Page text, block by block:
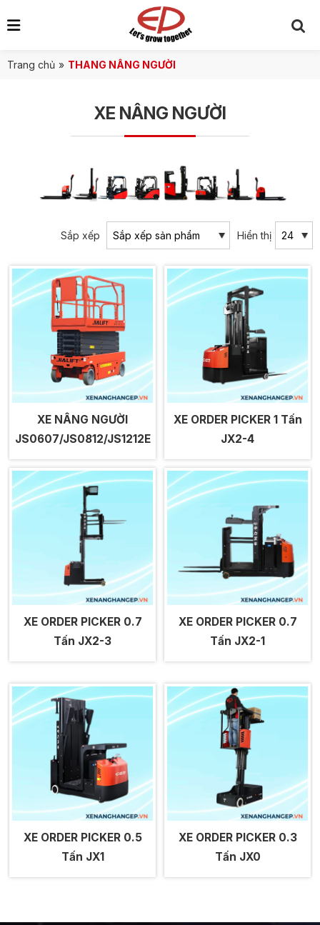
Trang chủ » THANG NÂNG NGƯỜI
XE NÂNG NGƯỜI
Sắp xếp Hiển thị
XE NÂNG NGƯỜI
JS0607/JS0812/JS1212E
XE ORDER PICKER 1 Tấn
JX2-4
XE ORDER PICKER 0.7
Tấn JX2-3
XE ORDER PICKER 0.7
Tấn JX2-1
XE ORDER PICKER 0.5
Tấn JX1
XE ORDER PICKER 0.3
Tấn JX0